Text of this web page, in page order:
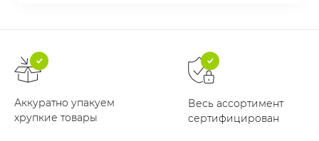
Аккуратно упакуем
хрупкие товары
Весь ассортимент
сертифицирован